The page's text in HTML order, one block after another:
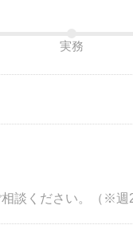
実務
談ください。（※週